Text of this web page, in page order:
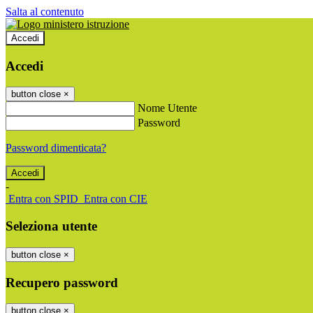
Salta al contenuto
Accedi
Accedi
button close ×
Nome Utente
Password
Password dimenticata?
-
Entra con SPID Entra con CIE
Seleziona utente
button close ×
Recupero password
button close ×